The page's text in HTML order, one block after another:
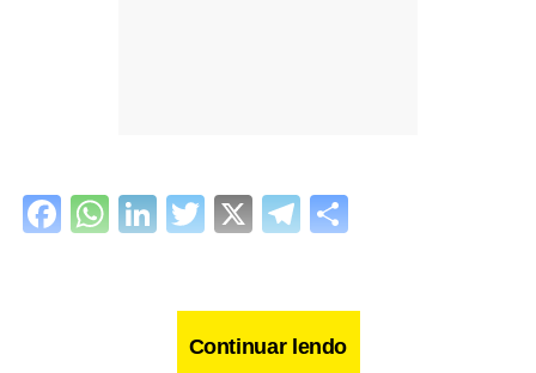
Facebook
WhatsApp
LinkedIn
Twitter
X Telegram
Continuar lendo